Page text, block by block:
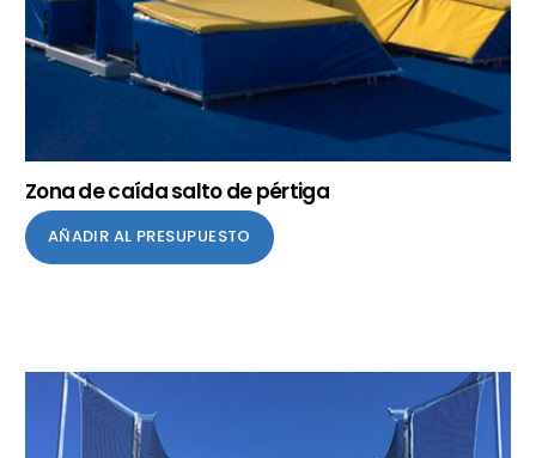
Zona de caída salto de pértiga
AÑADIR AL PRESUPUESTO